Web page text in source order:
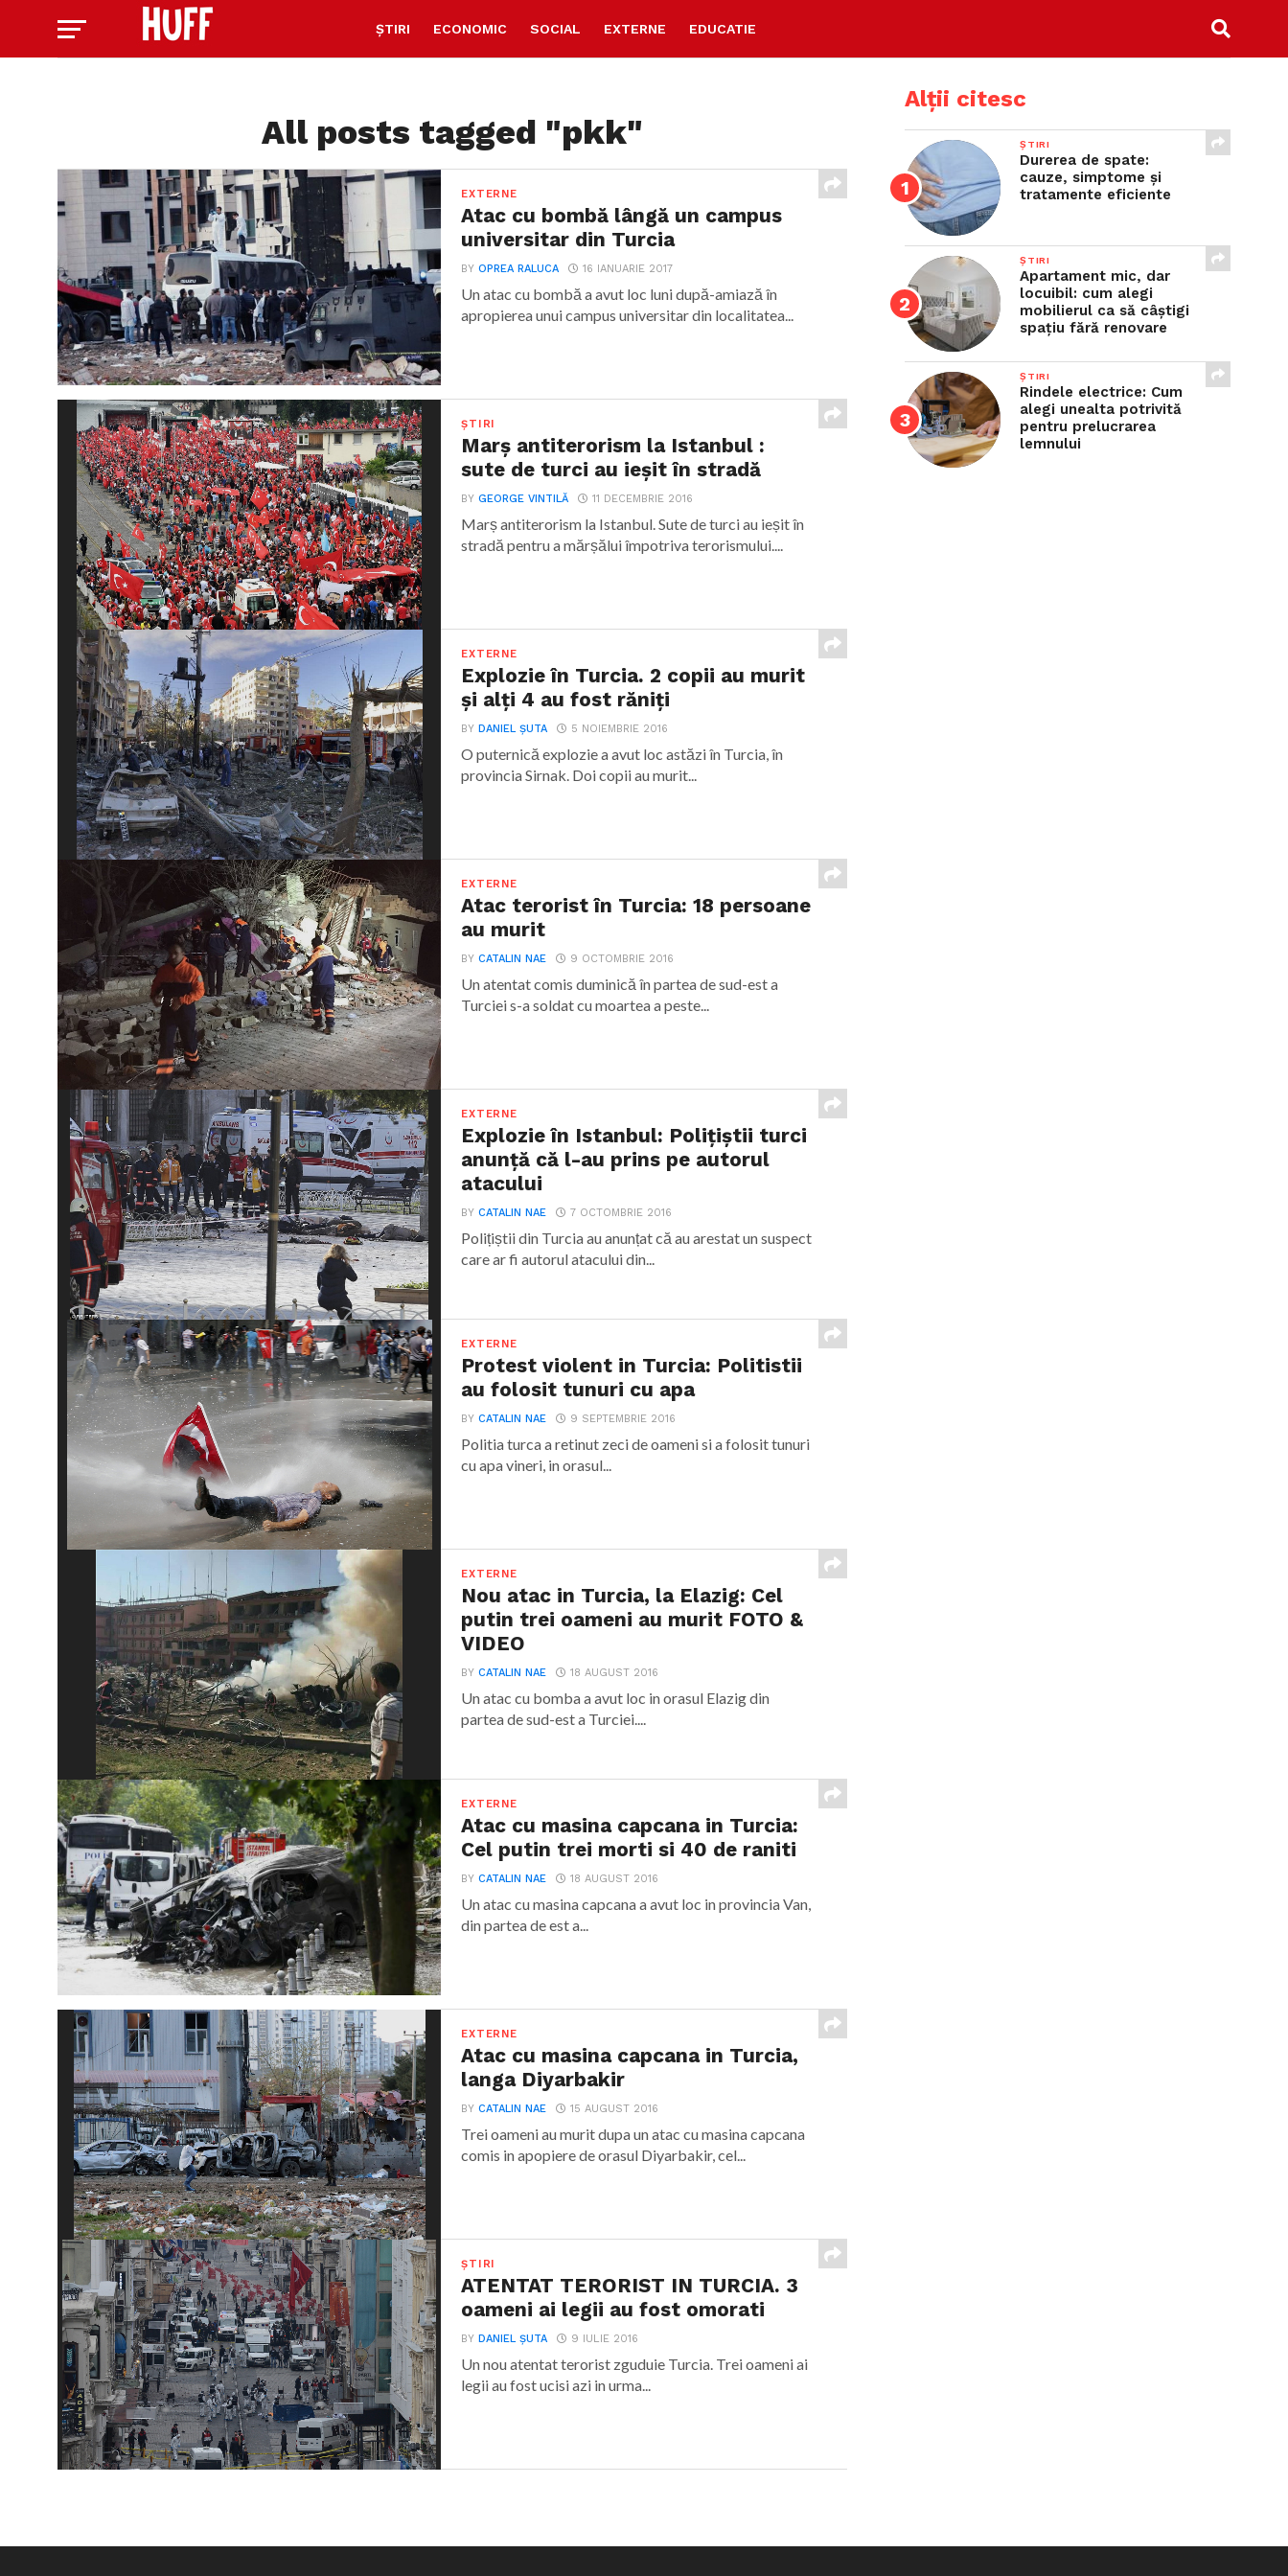
ȘTIRI ECONOMIC SOCIAL EXTERNE EDUCATIE
All posts tagged "pkk"
EXTERNE
Atac cu bombă lângă un campus
universitar din Turcia
BYOPREA RALUCA 16 IANUARIE 2017
Un atac cu bombă a avut loc luni după-amiază în
apropierea unui campus universitar din localitatea...
ȘTIRI
Marș antiterorism la Istanbul :
sute de turci au ieșit în stradă
BYGEORGE VINTILĂ 11 DECEMBRIE 2016
Marș antiterorism la Istanbul. Sute de turci au ieșit în
stradă pentru a mărșălui împotriva terorismului....
EXTERNE
Explozie în Turcia. 2 copii au murit
şi alţi 4 au fost răniţi
BYDANIEL ȘUTA 5 NOIEMBRIE 2016
O puternică explozie a avut loc astăzi în Turcia, în
provincia Sirnak. Doi copii au murit...
EXTERNE
Atac terorist în Turcia: 18 persoane
au murit
BYCATALIN NAE 9 OCTOMBRIE 2016
Un atentat comis duminică în partea de sud-est a
Turciei s-a soldat cu moartea a peste...
EXTERNE
Explozie în Istanbul: Polițiștii turci
anunță că l-au prins pe autorul
atacului
BYCATALIN NAE 7 OCTOMBRIE 2016
Polițiștii din Turcia au anunțat că au arestat un suspect
care ar fi autorul atacului din...
EXTERNE
Protest violent in Turcia: Politistii
au folosit tunuri cu apa
BYCATALIN NAE 9 SEPTEMBRIE 2016
Politia turca a retinut zeci de oameni si a folosit tunuri
cu apa vineri, in orasul...
EXTERNE
Nou atac in Turcia, la Elazig: Cel
putin trei oameni au murit FOTO &
VIDEO
BYCATALIN NAE 18 AUGUST 2016
Un atac cu bomba a avut loc in orasul Elazig din
partea de sud-est a Turciei....
EXTERNE
Atac cu masina capcana in Turcia:
Cel putin trei morti si 40 de raniti
BYCATALIN NAE 18 AUGUST 2016
Un atac cu masina capcana a avut loc in provincia Van,
din partea de est a...
EXTERNE
Atac cu masina capcana in Turcia,
langa Diyarbakir
BYCATALIN NAE 15 AUGUST 2016
Trei oameni au murit dupa un atac cu masina capcana
comis in apopiere de orasul Diyarbakir, cel...
ȘTIRI
ATENTAT TERORIST IN TURCIA. 3
oameni ai legii au fost omorati
BY DANIEL ȘUTA 9 IULIE 2016
Un nou atentat terorist zguduie Turcia. Trei oameni ai
legii au fost ucisi azi in urma...
Alții citesc
ȘTIRI
Durerea de spate:
cauze, simptome și
tratamente eficiente
ȘTIRI
Apartament mic, dar
locuibil: cum alegi
mobilierul ca să câștigi
spațiu fără renovare
ȘTIRI
Rindele electrice: Cum
alegi unealta potrivită
pentru prelucrarea
lemnului